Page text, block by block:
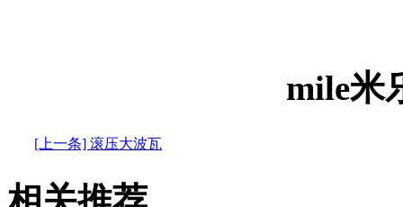
mile米
[上一条] 滚压大波瓦